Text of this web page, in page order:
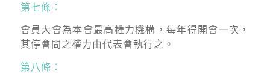
第七條：
會員大會為本會最高權力機構，每年得開會一次，
其停會間之權力由代表會執行之。
第八條：